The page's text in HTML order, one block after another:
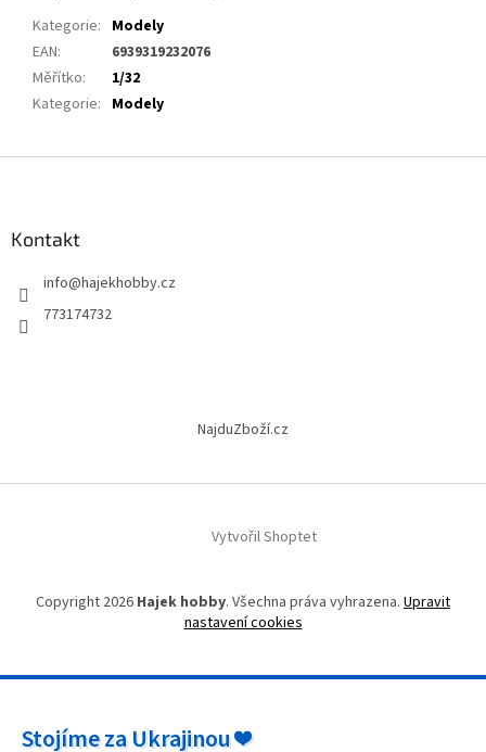
Kategorie: Modely
EAN:
6939319232076
Měřítko:
1/32
Kategorie: Modely
Kontakt
info@hajekhobby.cz
773174732
NajduZboží.cz
Vytvořil Shoptet
Copyright 2026 Hajek hobby. Všechna práva vyhrazena. Upravit
nastavení cookies
Stojíme za Ukrajinou ❤️